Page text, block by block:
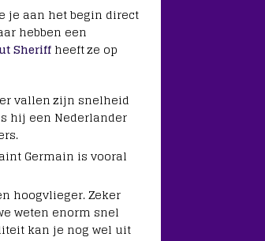
je aan het begin direct
hebben een
Sheriffheeft ze op
vallen zijn snelheid
hij een Nederlander
Germain is vooral
hoogvlieger. Zeker
weten enorm snel
kan je nog wel uit